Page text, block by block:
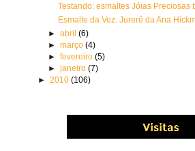
Testando: esmaltes Jóias Preciosas
Esmalte da Vez: Jurerê da Ana
► abril (6)
► março (4)
► fevereiro (5)
► janeiro (7)
►2010(106)